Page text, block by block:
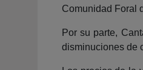
Comunidad Foral
Por su parte,
disminuciones de